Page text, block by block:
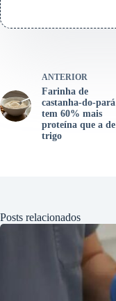
ANTERIOR
Farinha de
castanha-do-pará
tem 60% mais
proteína que a de
trigo
Posts relacionados